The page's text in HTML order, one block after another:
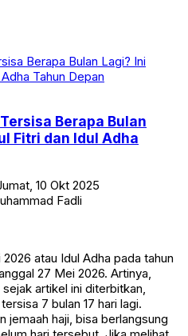
Berapa Bulan
Fitri dan Idul Adha
10 Okt 2025
Fadli
atau Idul Adha pada tahun
27 Mei 2026. Artinya,
artikel ini diterbitkan,
7 bulan 17 hari lagi.
jemaah haji, bisa berlangsung